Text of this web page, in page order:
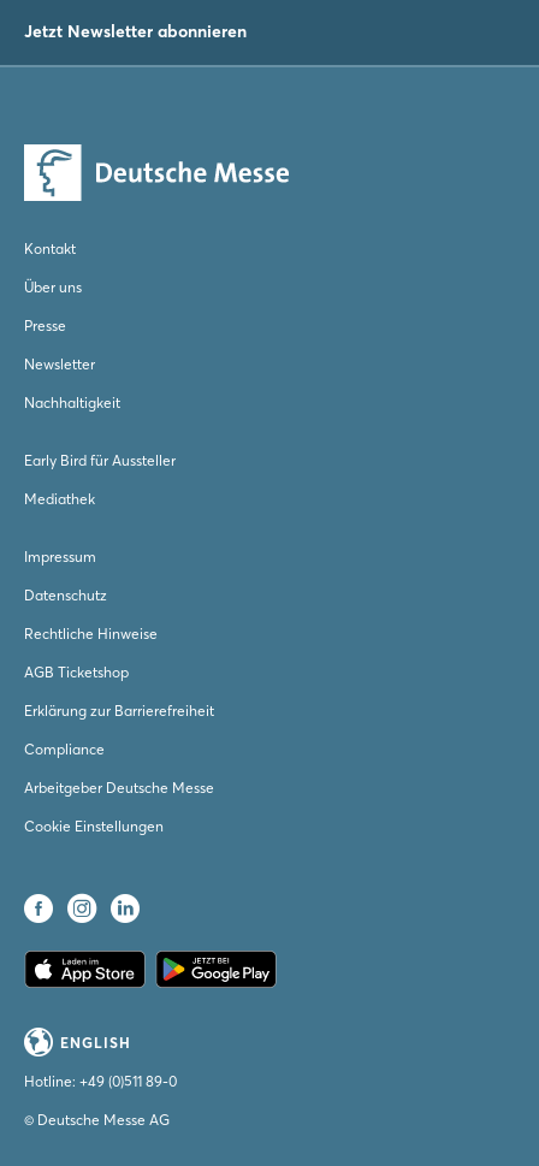
Jetzt Newsletter abonnieren
Kontakt
Über uns
Presse
Newsletter
Nachhaltigkeit
Early Bird für Aussteller
Mediathek
Impressum
Datenschutz
Rechtliche Hinweise
AGB Ticketshop
Erklärung zur Barrierefreiheit
Compliance
Arbeitgeber Deutsche Messe
Cookie Einstellungen
ENGLISH
Hotline: +49 (0)511 89-0
© Deutsche Messe AG